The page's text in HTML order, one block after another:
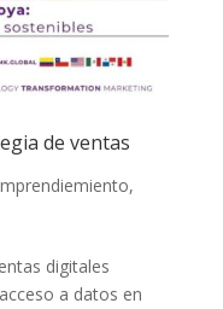
de ventas
,
digitales
a datos en